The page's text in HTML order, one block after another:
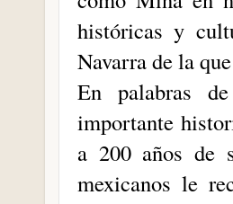
históricas y
Navarra de la
En palabras
importante
a 200 años de
mexicanos le